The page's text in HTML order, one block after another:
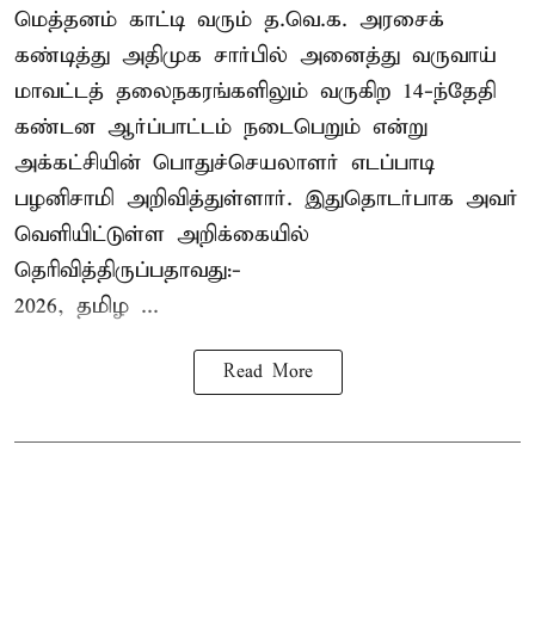
மெத்தனம் காட்டி வரும் த.வெ.க. அரசைக்
கண்டித்து அதிமுக சார்பில் அனைத்து வருவாய்
மாவட்டத் தலைநகரங்களிலும் வருகிற 14-ந்தேதி
கண்டன ஆர்ப்பாட்டம் நடைபெறும் என்று
அக்கட்சியின் பொதுச்செயலாளர் எடப்பாடி
பழனிசாமி அறிவித்துள்ளார். இதுதொடர்பாக அவர்
வெளியிட்டுள்ள அறிக்கையில்
தெரிவித்திருப்பதாவது:-
2026, தமிழ ...
Read More